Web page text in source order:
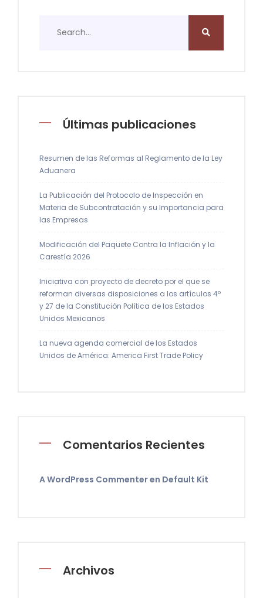
Últimas publicaciones
Resumen de las Reformas al Reglamento de la Ley
Aduanera
La Publicación del Protocolo de Inspección en
Materia de Subcontratación y su Importancia para
las Empresas
Modificación del Paquete Contra la Inflación y la
Carestía 2026
Iniciativa con proyecto de decreto por el que se
reforman diversas disposiciones a los artículos 4º
y 27 de la Constitución Política de los Estados
Unidos Mexicanos
La nueva agenda comercial de los Estados
Unidos de América: America First Trade Policy
Comentarios Recientes
A WordPress Commenteren Default Kit
Archivos